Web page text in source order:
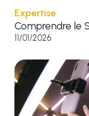
Expertise
Comprendre le
11/01/2026